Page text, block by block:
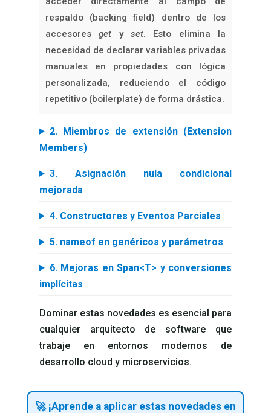
respaldo (backing field) dentro de los
accesoresget y set. Esto elimina la
necesidad de declarar variables privadas
manuales en propiedades con lógica
personalizada, reduciendo el código
repetitivo (boilerplate) de forma drástica.
2. Miembros de extensión (Extension
Members)
3. Asignación nula condicional
mejorada
4. Constructores y Eventos Parciales
5. nameof en genéricos y parámetros
6. Mejoras en Span<T> y conversiones
implícitas
Dominar estas novedades es esencial para
cualquier arquitecto de software que
trabaje en entornos modernos de
desarrollo cloud y microservicios.
🚀 ¡Aprende a aplicar estas novedades en